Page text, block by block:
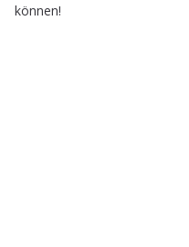
können!